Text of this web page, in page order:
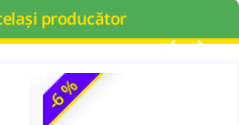
producător
-6 %